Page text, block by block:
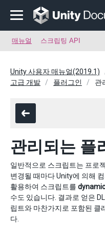
매뉴얼 스크립팅 API
Unity 사용자 매뉴얼(2019.1)
고급 개발
플러그인 관
관리되는 플
일반적으로 스크립트는 프로
변경될 때마다 Unity에 의해
활용하여 스크립트를
수도 있습니다. 결과로 얻은
립트와 마찬가지로 포함된 클
다.